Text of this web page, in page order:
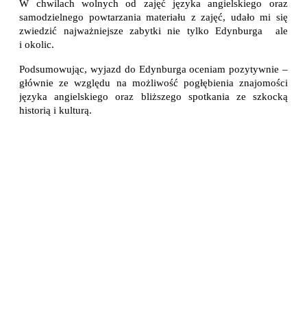
W chwilach wolnych od zajęć języka angielskiego oraz
samodzielnego powtarzania materiału z zajęć, udało mi się
zwiedzić najważniejsze zabytki nie tylko Edynburga  ale
i okolic.
Podsumowując, wyjazd do Edynburga oceniam pozytywnie –
głównie ze względu na możliwość pogłębienia znajomości
języka angielskiego oraz bliższego spotkania ze szkocką
historią i kulturą.